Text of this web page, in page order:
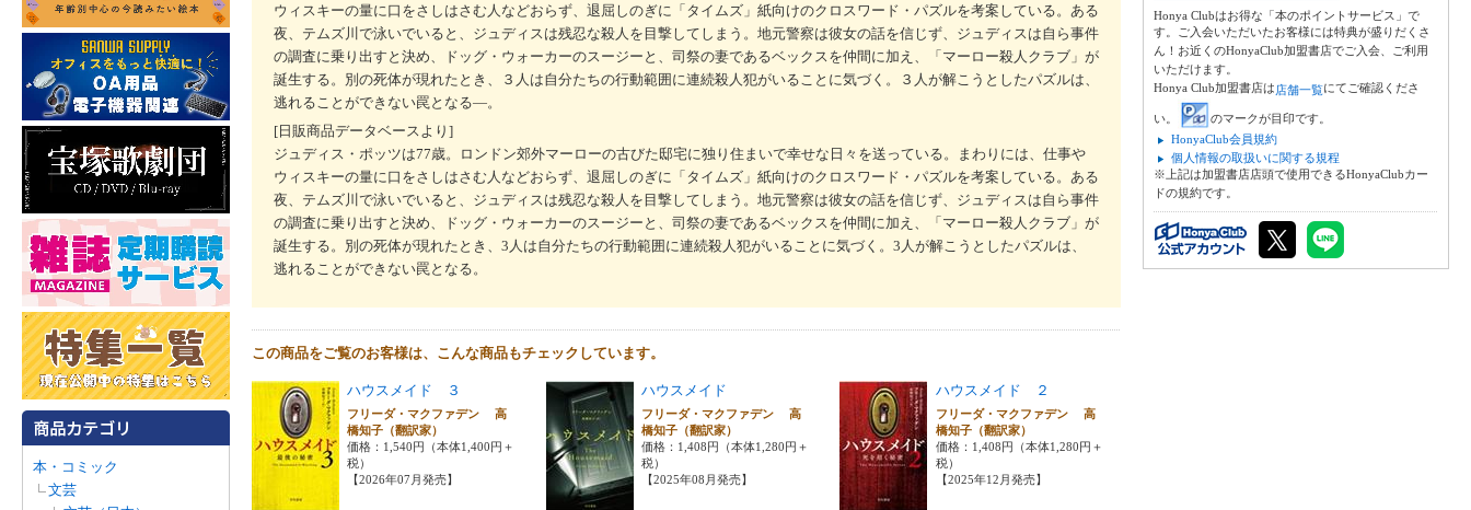
本・コミック
文芸
ウィスキーの量に口をさしはさむ人などおらず、退屈しのぎに「タイムズ」紙向けのクロスワード・パズルを考案している。ある
夜、テムズ川で泳いでいると、ジュディスは残忍な殺人を目撃してしまう。地元警察は彼女の話を信じず、ジュディスは自ら事件
の調査に乗り出すと決め、ドッグ・ウォーカーのスージーと、司祭の妻であるベックスを仲間に加え、「マーロー殺人クラブ」が
誕生する。別の死体が現れたとき、３人は自分たちの行動範囲に連続殺人犯がいることに気づく。３人が解こうとしたパズルは、
逃れることができない罠となる―。
[日販商品データベースより]
ジュディス・ポッツは77歳。ロンドン郊外マーローの古びた邸宅に独り住まいで幸せな日々を送っている。まわりには、仕事や
ウィスキーの量に口をさしはさむ人などおらず、退屈しのぎに「タイムズ」紙向けのクロスワード・パズルを考案している。ある
夜、テムズ川で泳いでいると、ジュディスは残忍な殺人を目撃してしまう。地元警察は彼女の話を信じず、ジュディスは自ら事件
の調査に乗り出すと決め、ドッグ・ウォーカーのスージーと、司祭の妻であるベックスを仲間に加え、「マーロー殺人クラブ」が
誕生する。別の死体が現れたとき、3人は自分たちの行動範囲に連続殺人犯がいることに気づく。3人が解こうとしたパズルは、
逃れることができない罠となる。
この商品をご覧のお客様は、こんな商品もチェックしています。
ハウスメイド ３
フリーダ・マクファデン 高
橋知子（翻訳家）
価格：1,540円（本体1,400円＋
税）
【2026年07月発売】
ハウスメイド
フリーダ・マクファデン 高
橋知子（翻訳家）
価格：1,408円（本体1,280円＋
税）
【2025年08月発売】
ハウスメイド ２
フリーダ・マクファデン 高
橋知子（翻訳家）
価格：1,408円（本体1,280円＋
税）
【2025年12月発売】
Honya Clubはお得な「本のポイントサービス」で
す。ご入会いただいたお客様には特典が盛りだくさ
ん！お近くのHonyaClub加盟書店でご入会、ご利用
いただけます。
Honya Club加盟書店は店舗一覧にてご確認くださ
い。
のマークが目印です。
HonyaClub会員規約
個人情報の取扱いに関する規程
※上記は加盟書店店頭で使用できるHonyaClubカー
ドの規約です。